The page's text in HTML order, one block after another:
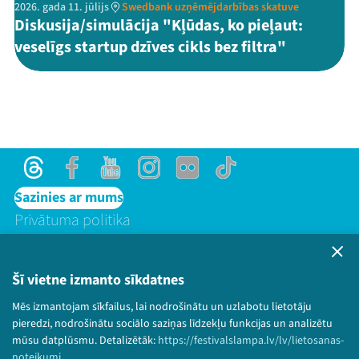
Šī vietne izmanto sīkdatnes
Mēs izmantojam sīkfailus, lai nodrošinātu un uzlabotu lietotāju
pieredzi, nodrošinātu sociālo saziņas līdzekļu funkcijas un analizētu
mūsu datplūsmu. Detalizētāk: https://festivalslampa.lv/lv/lietosanas-
2026. gada 11. jūlijs Swedbank uzņēmējdarbības skatuve
Diskusija/simulācija "Kļūdas, ko pieļaut:
veselīgs startup dzīves cikls bez filtra"
ThreadsFacebookYoutubeInstagram
Flick TikTok
Sazinies ar mums
Privātuma politika
© 2026 Sarunu festivāls LAMPA Visas tiesības
paturētas.